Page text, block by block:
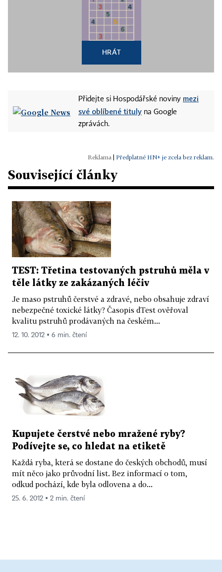
HRÁT
Přidejte si Hospodářské noviny mezi
své oblíbené tituly na Google
zprávách.
Předplatné HN+ je zcela bez reklam.
Související články
TEST: Třetina testovaných pstruhů měla v
těle látky ze zakázaných léčiv
Je maso pstruhů čerstvé a zdravé, nebo obsahuje zdraví
nebezpečné toxické látky? Časopis dTest ověřoval
kvalitu pstruhů prodávaných na českém...
12. 10. 2012 ▪ 6 min. čtení
Kupujete čerstvé nebo mražené ryby?
Podívejte se, co hledat na etiketě
Každá ryba, která se dostane do českých obchodů, musí
mít něco jako průvodní list. Bez informací o tom,
odkud pochází, kde byla odlovena a do...
25. 6. 2012 ▪ 2 min. čtení